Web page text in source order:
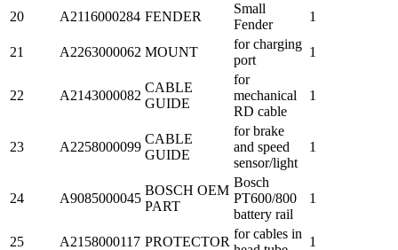
20
A2116000284 FENDER
Small
Fender
1
21 A2263000062 MOUNT
for charging
port
1
22 A2143000082
CABLE
GUIDE
for
mechanical
RD cable
1
23 A2258000099
CABLE
GUIDE
for brake
and speed
sensor/light
1
24 A9085000045
BOSCH OEM
PART
Bosch
PT600/800
battery rail
1
25 A2158000117 PROTECTOR
for cables in
1